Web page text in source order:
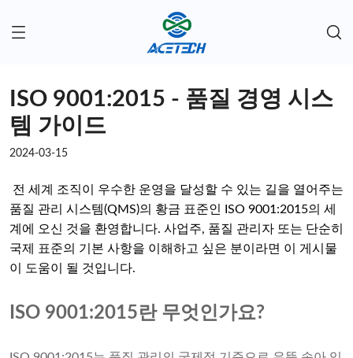
ISO 9001:2015 - 품질 경영 시스
템 가이드
2024-03-15
전 세계 조직이 우수한 운영을 달성할 수 있는 길을 열어주는
품질 관리 시스템(QMS)의 황금 표준인 ISO 9001:2015의 세
계에 오신 것을 환영합니다. 사업주, 품질 관리자 또는 단순히
국제 표준의 기본 사항을 이해하고 싶은 분이라면 이 게시물
이 도움이 될 것입니다.
ISO 9001:2015란 무엇인가요?